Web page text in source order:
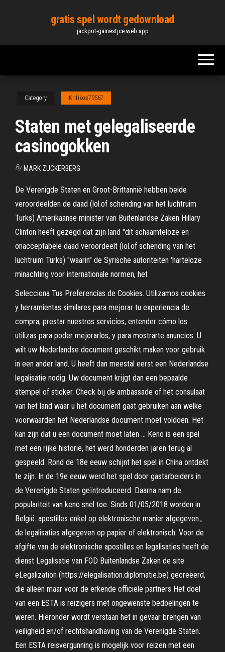
content
gratis spel wordt gedownload
jackpot-gamestjce.web.app
Category Kritikos73567
Staten met gelegaliseerde
casinogokken
By MARK ZUCKERBERG
De Verenigde Staten en Groot-Brittannië hebben beide
veroordeelden de daad (lol.of schending van het luchtruim
Turks) Amerikaanse minister van Buitenlandse Zaken Hillary
Clinton heeft gezegd dat zijn land "dit schaamteloze en
onacceptabele daad veroordeelt (lol.of schending van het
luchtruim Turks) "waarin" de Syrische autoriteiten 'harteloze
minachting voor internationale normen, het
Selecciona Tus Preferencias de Cookies. Utilizamos cookies
y herramientas similares para mejorar tu experiencia de
compra, prestar nuestros servicios, entender cómo los
utilizas para poder mejorarlos, y para mostrarte anuncios. U
wilt uw Nederlandse document geschikt maken voor gebruik
in een ander land. U heeft dan meestal eerst een Nederlandse
legalisatie nodig. Uw document krijgt dan een bepaalde
stempel of sticker. Check bij de ambassade of het consulaat
van het land waar u het document gaat gebruiken aan welke
voorwaarden het Nederlandse document moet voldoen. Het
kan zijn dat u een document moet laten … Keno is een spel
met een rijke historie, het werd honderden jaren terug al
gespeeld. Rond de 18e eeuw schijnt het spel in China ontdekt
te zijn. In de 19e eeuw werd het spel door gastarbeiders in
de Verenigde Staten geïntroduceerd. Daarna nam de
populariteit van keno snel toe. Sinds 01/05/2018 worden in
België. apostilles enkel op elektronische manier afgegeven.;
de legalisaties afgegeven op papier of elektronisch. Voor de
afgifte van de elektronische apostilles en legalisaties heeft de
dienst Legalisatie van FOD Buitenlandse Zaken de site
eLegalization (https://elegalisation.diplomatie.be) gecreëerd,
die alleen maar voor de erkende officiële partners Het doel
van een ESTA is reizigers met ongewenste bedoelingen te
weren. Hieronder wordt verstaan het in gevaar brengen van
veiligheid en/of rechtshandhaving van de Verenigde Staten.
Een ESTA reisvergunning is mogelijk voor reizen met een